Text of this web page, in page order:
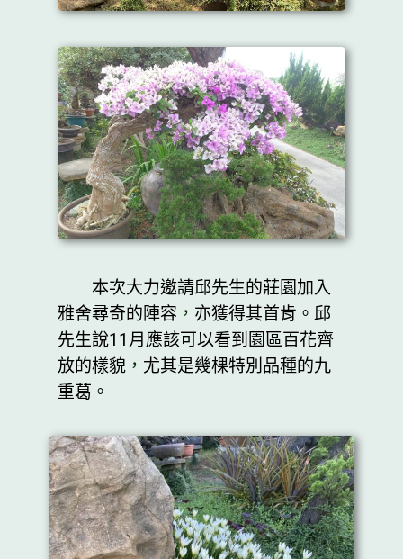
本次大力邀請邱先生的莊園加入
雅舍尋奇的陣容 ， 亦獲得其首肯。邱
先生說11月應該可以看到園區百花齊
放的樣貌， 尤其是幾棵特別品種的九
重葛。